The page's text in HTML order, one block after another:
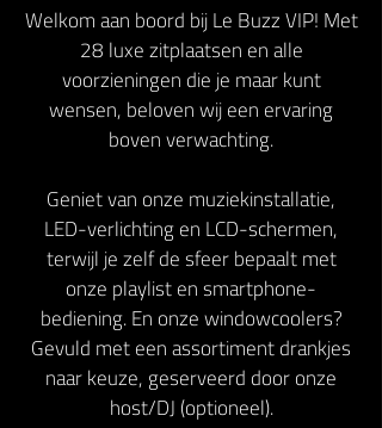
Welkom aan boord bij Le Buzz VIP! Met
28 luxe zitplaatsen en alle
voorzieningen die je maar kunt
wensen, beloven wij een ervaring
boven verwachting.
Geniet van onze muziekinstallatie,
LED-verlichting en LCD-schermen,
terwijl je zelf de sfeer bepaalt met
onze playlist en smartphone-
bediening. En onze windowcoolers?
Gevuld met een assortiment drankjes
naar keuze, geserveerd door onze
host/DJ (optioneel).